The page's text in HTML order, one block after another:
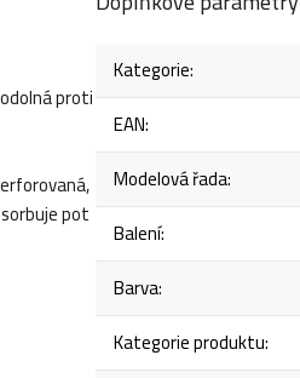
proti
pot
Kategorie:
EAN:
Modelová řada:
Balení:
Barva:
Kategorie produktu: